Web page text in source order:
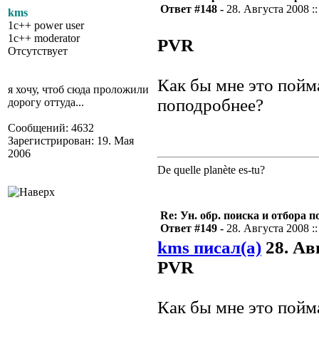
kms
1c++ power user
1c++ moderator
Отсутствует
я хочу, чтоб сюда проложили
дорогу оттуда...
Сообщений: 4632
Зарегистрирован: 19. Мая
2006
Ответ #148 - 28. Августа 2008
PVR
Как бы мне это
поподробнее?
De quelle planète es-tu?
Re: Ун. обр. поиска и отбора
Ответ #149 - 28. Августа 2008
kms писал(а) 28.
PVR
Как бы мне это